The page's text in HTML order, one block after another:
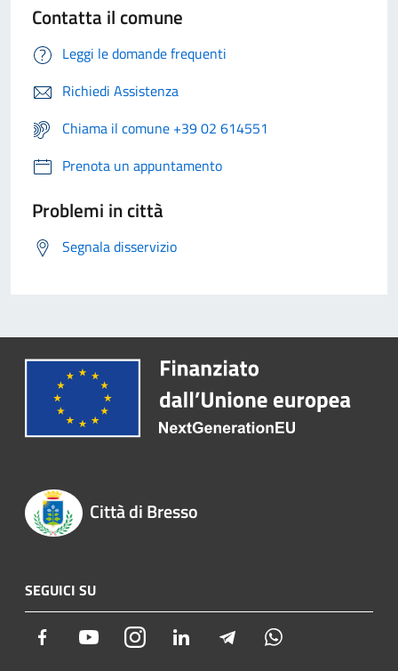
Contatta il comune
Leggi le domande frequenti
Richiedi Assistenza
Chiama il comune +39 02 614551
Prenota un appuntamento
Problemi in città
Segnala disservizio
Città di Bresso
SEGUICI SU
Facebook YoutubeInstagram LinkedIn Telegram